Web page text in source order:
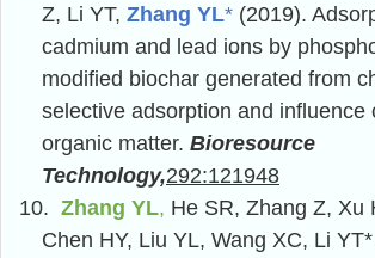
Z, Li YT, Zhang YL* (2019).
cadmium and lead ions by
modified biochar generated from
selective adsorption and influence
organic matter. Bioresource
Technology,292:121948
10. Zhang YL, He SR, Zhang Z, Xu
Chen HY, Liu YL, Wang XC, Li YT*